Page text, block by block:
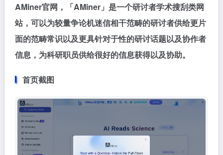
AMiner官网，「AMiner」是一个研讨者学术搜刮类网
站，可以为较量争论机迷信相干范畴的研讨者供给更片
面的范畴常识以及更具针对于性的研讨话题以及协作者
信息，为科研职员供给很好的信息获得以及协助。
首页截图